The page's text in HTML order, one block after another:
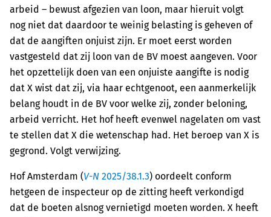
arbeid – bewust afgezien van loon, maar hieruit volgt
nog niet dat daardoor te weinig belasting is geheven of
dat de aangiften onjuist zijn. Er moet eerst worden
vastgesteld dat zij loon van de BV moest aangeven. Voor
het opzettelijk doen van een onjuiste aangifte is nodig
dat X wist dat zij, via haar echtgenoot, een aanmerkelijk
belang houdt in de BV voor welke zij, zonder beloning,
arbeid verricht. Het hof heeft evenwel nagelaten om vast
te stellen dat X die wetenschap had. Het beroep van X is
gegrond. Volgt verwijzing.
Hof Amsterdam (V-N 2025/38.1.3) oordeelt conform
hetgeen de inspecteur op de zitting heeft verkondigd
dat de boeten alsnog vernietigd moeten worden. X heeft